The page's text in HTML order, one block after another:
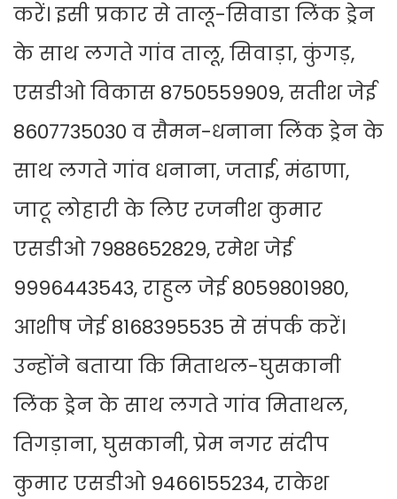
करें। इसी प्रकार से तालू-सिवाडा लिंक ड्रेन
के साथ लगते गांव तालू, सिवाड़ा, कुंगड़,
एसडीओ विकास 8750559909, सतीश जेई
8607735030 व सैमन-धनाना लिंक ड्रेन के
साथ लगते गांव धनाना, जताई, मंढाणा,
जाटू लोहारी के लिए रजनीश कुमार
एसडीओ 7988652829, रमेश जेई
9996443543, राहुल जेई 8059801980,
आशीष जेई 8168395535 से संपर्क करें।
उन्होंने बताया कि मिताथल-घुसकानी
लिंक ड्रेन के साथ लगते गांव मिताथल,
तिगड़ाना, घुसकानी, प्रेम नगर संदीप
कुमार एसडीओ 9466155234, राकेश